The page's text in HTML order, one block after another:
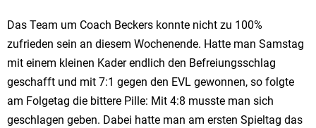
Das Team um Coach Beckers konnte nicht zu 100%
zufrieden sein an diesem Wochenende. Hatte man Samstag
mit einem kleinen Kader endlich den Befreiungsschlag
geschafft und mit 7:1 gegen den EVL gewonnen, so folgte
am Folgetag die bittere Pille: Mit 4:8 musste man sich
geschlagen geben. Dabei hatte man am ersten Spieltag das